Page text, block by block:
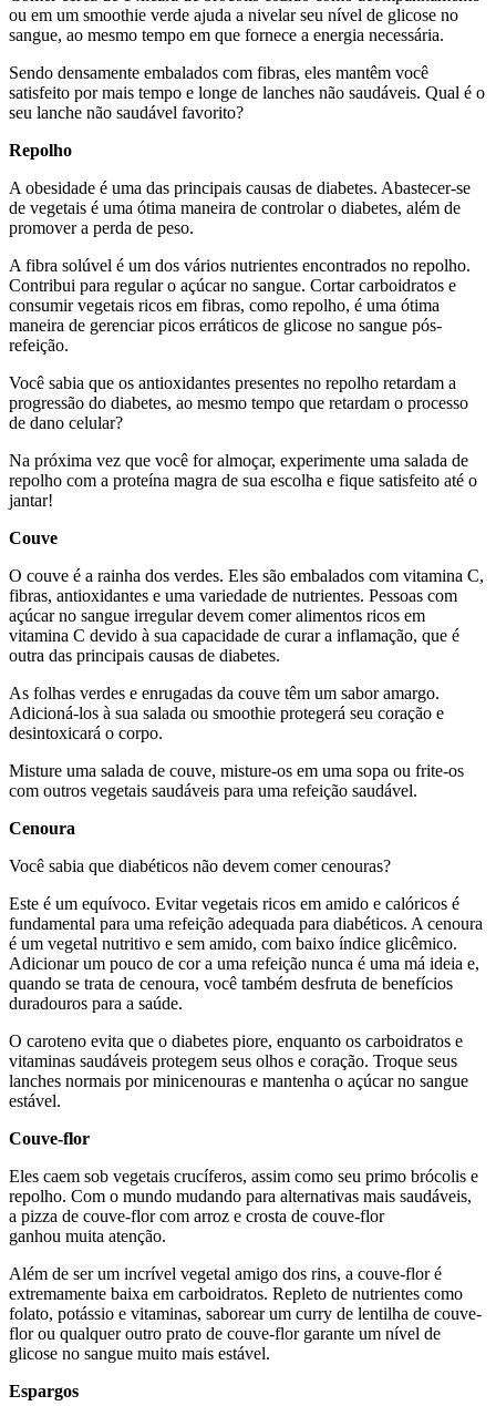
ou em um smoothie verde ajuda a nivelar seu nível de glicose no
sangue, ao mesmo tempo em que fornece a energia necessária.
Sendo densamente embalados com fibras, eles mantêm você
satisfeito por mais tempo e longe de lanches não saudáveis. Qual é o
seu lanche não saudável favorito?
Repolho
A obesidade é uma das principais causas de diabetes. Abastecer-se
de vegetais é uma ótima maneira de controlar o diabetes, além de
promover a perda de peso.
A fibra solúvel é um dos vários nutrientes encontrados no repolho.
Contribui para regular o açúcar no sangue. Cortar carboidratos e
consumir vegetais ricos em fibras, como repolho, é uma ótima
maneira de gerenciar picos erráticos de glicose no sangue pós-
refeição.
Você sabia que os antioxidantes presentes no repolho retardam a
progressão do diabetes, ao mesmo tempo que retardam o processo
de dano celular?
Na próxima vez que você for almoçar, experimente uma salada de
repolho com a proteína magra de sua escolha e fique satisfeito até o
jantar!
Couve
O couve é a rainha dos verdes. Eles são embalados com vitamina C,
fibras, antioxidantes e uma variedade de nutrientes. Pessoas com
açúcar no sangue irregular devem comer alimentos ricos em
vitamina C devido à sua capacidade de curar a inflamação, que é
outra das principais causas de diabetes.
As folhas verdes e enrugadas da couve têm um sabor amargo.
Adicioná-los à sua salada ou smoothie protegerá seu coração e
desintoxicará o corpo.
Misture uma salada de couve, misture-os em uma sopa ou frite-os
com outros vegetais saudáveis para uma refeição saudável.
Cenoura
Você sabia que diabéticos não devem comer cenouras?
Este é um equívoco. Evitar vegetais ricos em amido e calóricos é
fundamental para uma refeição adequada para diabéticos. A cenoura
é um vegetal nutritivo e sem amido, com baixo índice glicêmico.
Adicionar um pouco de cor a uma refeição nunca é uma má ideia e,
quando se trata de cenoura, você também desfruta de benefícios
duradouros para a saúde.
O caroteno evita que o diabetes piore, enquanto os carboidratos e
vitaminas saudáveis protegem seus olhos e coração. Troque seus
lanches normais por minicenouras e mantenha o açúcar no sangue
estável.
Couve-flor
Eles caem sob vegetais crucíferos, assim como seu primo brócolis e
repolho. Com o mundo mudando para alternativas mais saudáveis,
a pizza de couve-flor com arroz e crosta de couve-flor
ganhou muita atenção.
Além de ser um incrível vegetal amigo dos rins, a couve-flor é
extremamente baixa em carboidratos. Repleto de nutrientes como
folato, potássio e vitaminas, saborear um curry de lentilha de couve-
flor ou qualquer outro prato de couve-flor garante um nível de
glicose no sangue muito mais estável.
Espargos